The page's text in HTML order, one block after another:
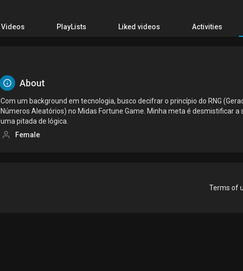
Videos PlayLists Liked videos Activities
About
Com um background em tecnologia, busco decifrar o princípio do RNG
Números Aleatórios) no Midas Fortune Game. Minha meta é desmistificar a
uma pitada de lógica.
Female
Terms of